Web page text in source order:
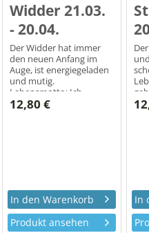
Widder 21.03.
- 20.04.
Der Widder hat immer
den neuen Anfang im
Auge, ist energiegeladen
und mutig.
Lebensmotto: Ich
mache! Ich bin! Ich will!
12,80 €
Produkt ansehen